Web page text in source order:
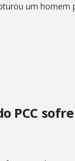
um homem
PCC